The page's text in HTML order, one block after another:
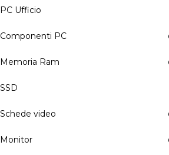
PC Ufficio
Componenti PC
Memoria Ram
SSD
Schede video
Monitor